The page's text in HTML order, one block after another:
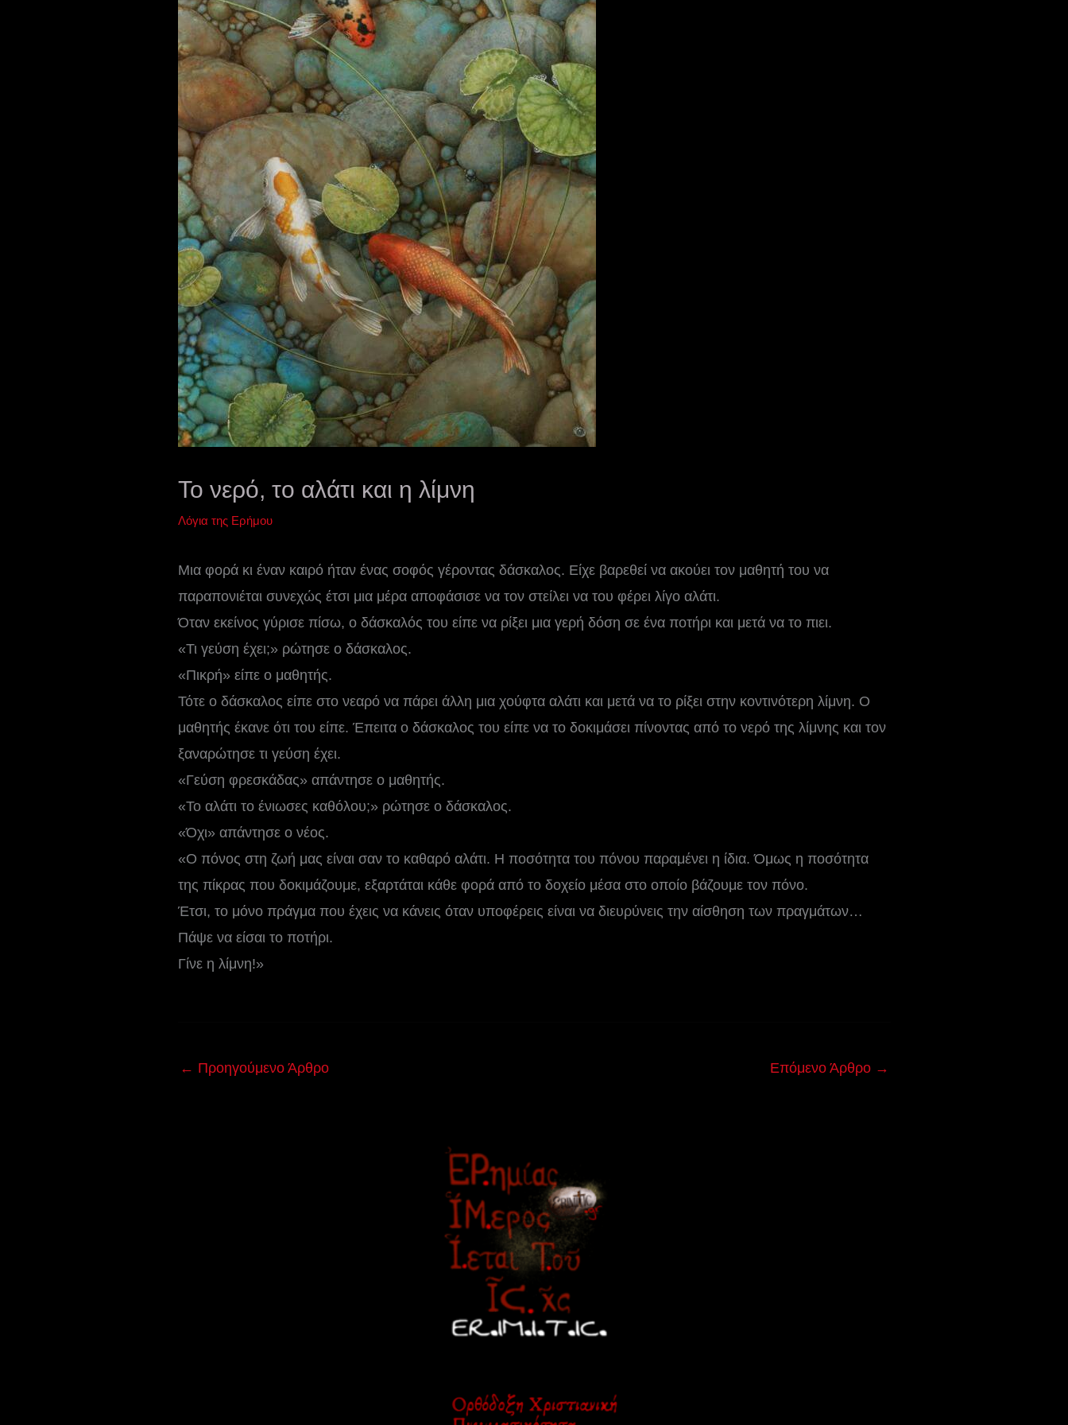
Το νερό, το αλάτι και η λίμνη
Λόγια της Ερήμου
Μια φορά κι έναν καιρό ήταν ένας σοφός γέροντας δάσκαλος. Είχε βαρεθεί να ακούει τον μαθητή του να
παραπονιέται συνεχώς έτσι μια μέρα αποφάσισε να τον στείλει να του φέρει λίγο αλάτι.
Όταν εκείνος γύρισε πίσω, ο δάσκαλός του είπε να ρίξει μια γερή δόση σε ένα ποτήρι και μετά να το πιει.
«Τι γεύση έχει;» ρώτησε ο δάσκαλος.
«Πικρή» είπε ο μαθητής.
Τότε ο δάσκαλος είπε στο νεαρό να πάρει άλλη μια χούφτα αλάτι και μετά να το ρίξει στην κοντινότερη λίμνη. Ο
μαθητής έκανε ότι του είπε. Έπειτα ο δάσκαλος του είπε να το δοκιμάσει πίνοντας από το νερό της λίμνης και τον
ξαναρώτησε τι γεύση έχει.
«Γεύση φρεσκάδας» απάντησε ο μαθητής.
«Το αλάτι το ένιωσες καθόλου;» ρώτησε ο δάσκαλος.
«Όχι» απάντησε ο νέος.
«Ο πόνος στη ζωή μας είναι σαν το καθαρό αλάτι. Η ποσότητα του πόνου παραμένει η ίδια. Όμως η ποσότητα
της πίκρας που δοκιμάζουμε, εξαρτάται κάθε φορά από το δοχείο μέσα στο οποίο βάζουμε τον πόνο.
Έτσι, το μόνο πράγμα που έχεις να κάνεις όταν υποφέρεις είναι να διευρύνεις την αίσθηση των πραγμάτων…
Πάψε να είσαι το ποτήρι.
Γίνε η λίμνη!»
← Προηγούμενο Άρθρο Επόμενο Άρθρο →